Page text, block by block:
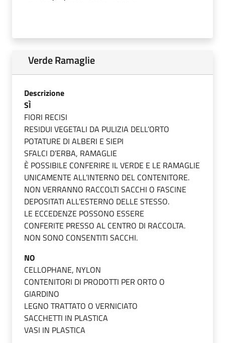
Verde Ramaglie
Descrizione
SÌ
FIORI RECISI
RESIDUI VEGETALI DA PULIZIA DELL’ORTO
POTATURE DI ALBERI E SIEPI
SFALCI D’ERBA, RAMAGLIE
È POSSIBILE CONFERIRE IL VERDE E LE RAMAGLIE
UNICAMENTE ALL’INTERNO DEL CONTENITORE.
NON VERRANNO RACCOLTI SACCHI O FASCINE
DEPOSITATI ALL’ESTERNO DELLE STESSO.
LE ECCEDENZE POSSONO ESSERE
CONFERITE PRESSO AL CENTRO DI RACCOLTA.
NON SONO CONSENTITI SACCHI.
NO
CELLOPHANE, NYLON
CONTENITORI DI PRODOTTI PER ORTO O
GIARDINO
LEGNO TRATTATO O VERNICIATO
SACCHETTI IN PLASTICA
VASI IN PLASTICA